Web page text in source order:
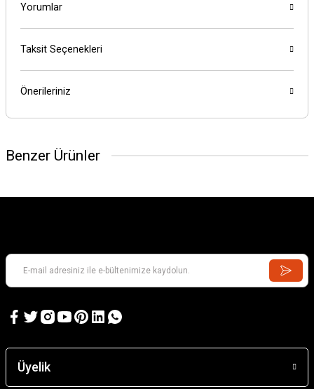
Yorumlar
Taksit Seçenekleri
Önerileriniz
Benzer Ürünler
Üyelik